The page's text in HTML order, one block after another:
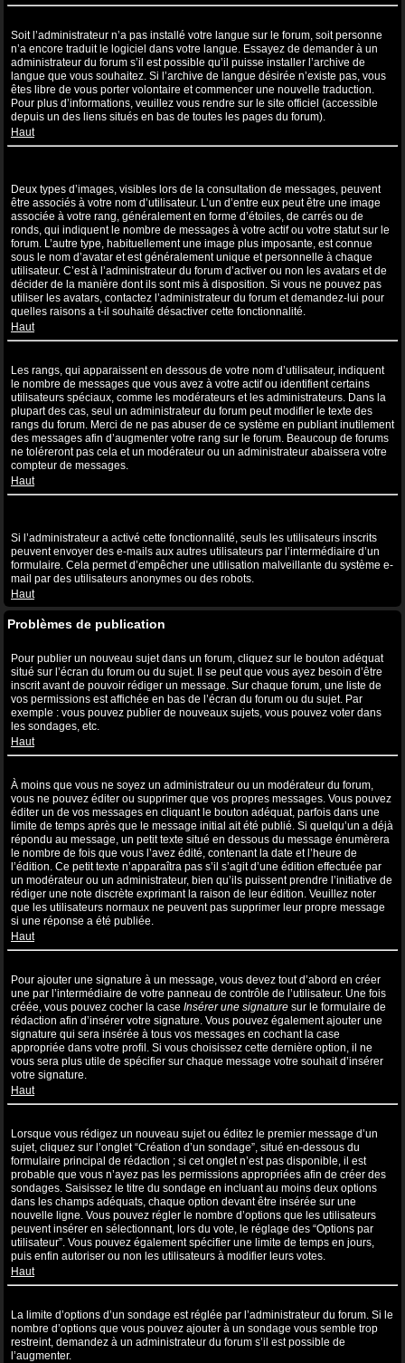
Soit l’administrateur n’a pas installé votre langue sur le forum, soit personne
n’a encore traduit le logiciel dans votre langue. Essayez de demander à un
administrateur du forum s’il est possible qu’il puisse installer l’archive de
langue que vous souhaitez. Si l’archive de langue désirée n’existe pas, vous
êtes libre de vous porter volontaire et commencer une nouvelle traduction.
Pour plus d’informations, veuillez vous rendre sur le site officiel (accessible
depuis un des liens situés en bas de toutes les pages du forum).
Haut
Deux types d’images, visibles lors de la consultation de messages, peuvent
être associés à votre nom d’utilisateur. L’un d’entre eux peut être une image
associée à votre rang, généralement en forme d’étoiles, de carrés ou de
ronds, qui indiquent le nombre de messages à votre actif ou votre statut sur le
forum. L’autre type, habituellement une image plus imposante, est connue
sous le nom d’avatar et est généralement unique et personnelle à chaque
utilisateur. C’est à l’administrateur du forum d’activer ou non les avatars et de
décider de la manière dont ils sont mis à disposition. Si vous ne pouvez pas
utiliser les avatars, contactez l’administrateur du forum et demandez-lui pour
quelles raisons a t-il souhaité désactiver cette fonctionnalité.
Haut
Les rangs, qui apparaissent en dessous de votre nom d’utilisateur, indiquent
le nombre de messages que vous avez à votre actif ou identifient certains
utilisateurs spéciaux, comme les modérateurs et les administrateurs. Dans la
plupart des cas, seul un administrateur du forum peut modifier le texte des
rangs du forum. Merci de ne pas abuser de ce système en publiant inutilement
des messages afin d’augmenter votre rang sur le forum. Beaucoup de forums
ne toléreront pas cela et un modérateur ou un administrateur abaissera votre
compteur de messages.
Haut
Si l’administrateur a activé cette fonctionnalité, seuls les utilisateurs inscrits
peuvent envoyer des e-mails aux autres utilisateurs par l’intermédiaire d’un
formulaire. Cela permet d’empêcher une utilisation malveillante du système e-
mail par des utilisateurs anonymes ou des robots.
Haut
Problèmes de publication
Pour publier un nouveau sujet dans un forum, cliquez sur le bouton adéquat
situé sur l’écran du forum ou du sujet. Il se peut que vous ayez besoin d’être
inscrit avant de pouvoir rédiger un message. Sur chaque forum, une liste de
vos permissions est affichée en bas de l’écran du forum ou du sujet. Par
exemple : vous pouvez publier de nouveaux sujets, vous pouvez voter dans
les sondages, etc.
Haut
À moins que vous ne soyez un administrateur ou un modérateur du forum,
vous ne pouvez éditer ou supprimer que vos propres messages. Vous pouvez
éditer un de vos messages en cliquant le bouton adéquat, parfois dans une
limite de temps après que le message initial ait été publié. Si quelqu’un a déjà
répondu au message, un petit texte situé en dessous du message énumèrera
le nombre de fois que vous l’avez édité, contenant la date et l’heure de
l’édition. Ce petit texte n’apparaîtra pas s’il s’agit d’une édition effectuée par
un modérateur ou un administrateur, bien qu’ils puissent prendre l’initiative de
rédiger une note discrète exprimant la raison de leur édition. Veuillez noter
que les utilisateurs normaux ne peuvent pas supprimer leur propre message
si une réponse a été publiée.
Haut
Pour ajouter une signature à un message, vous devez tout d’abord en créer
une par l’intermédiaire de votre panneau de contrôle de l’utilisateur. Une fois
créée, vous pouvez cocher la case Insérer une signature sur le formulaire de
rédaction afin d’insérer votre signature. Vous pouvez également ajouter une
signature qui sera insérée à tous vos messages en cochant la case
appropriée dans votre profil. Si vous choisissez cette dernière option, il ne
vous sera plus utile de spécifier sur chaque message votre souhait d’insérer
votre signature.
Haut
Lorsque vous rédigez un nouveau sujet ou éditez le premier message d’un
sujet, cliquez sur l’onglet “Création d’un sondage”, situé en-dessous du
formulaire principal de rédaction ; si cet onglet n’est pas disponible, il est
probable que vous n’ayez pas les permissions appropriées afin de créer des
sondages. Saisissez le titre du sondage en incluant au moins deux options
dans les champs adéquats, chaque option devant être insérée sur une
nouvelle ligne. Vous pouvez régler le nombre d’options que les utilisateurs
peuvent insérer en sélectionnant, lors du vote, le réglage des “Options par
utilisateur”. Vous pouvez également spécifier une limite de temps en jours,
puis enfin autoriser ou non les utilisateurs à modifier leurs votes.
Haut
La limite d’options d’un sondage est réglée par l’administrateur du forum. Si le
nombre d’options que vous pouvez ajouter à un sondage vous semble trop
restreint, demandez à un administrateur du forum s’il est possible de
l’augmenter.